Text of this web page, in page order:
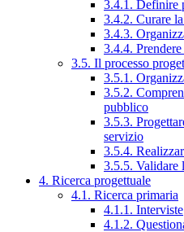
3.4.1. Definire
3.4.2. Curare
3.4.3.
3.4.4.
3.5. Il processo
3.5.1.
3.5.2.
pubblico
3.5.3.
servizio
3.5.4.
3.5.5. Validare
4. Ricerca progettuale
4.1. Ricerca primaria
4.1.1. Interviste
4.1.2.